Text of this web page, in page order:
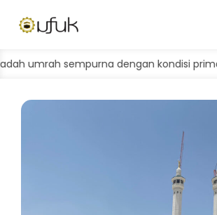
dengan kondisi prima dan